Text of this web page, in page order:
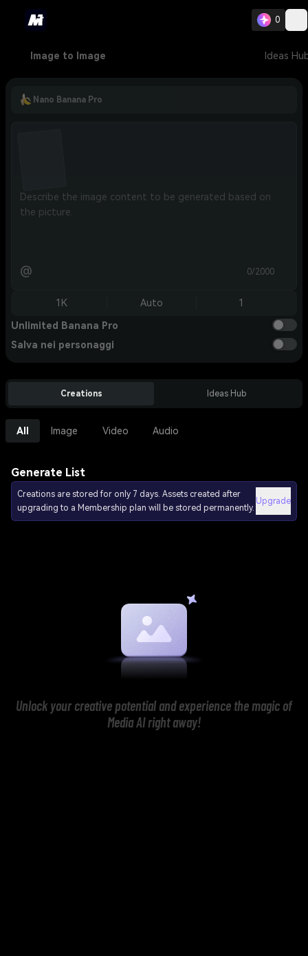
0
Image to Image Ideas
Nano Banana Pro
@ 0/2000
1K Auto 1
Unlimited Banana Pro
Salva nei personaggi
Creations Ideas Hub
All Image Video Audio
Generate List
Creations are stored for only 7 days. Assets created after
upgrading to a Membership plan will be stored permanently.
Upgrade
Unlock your creative potential and experience the magic of
Media AI right away!